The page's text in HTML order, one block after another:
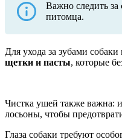
Важно следить за
питомца.
Для ухода за зубами
щетки и пасты, которые
Чистка ушей также важна:
лосьоны, чтобы
Глаза собаки требуют